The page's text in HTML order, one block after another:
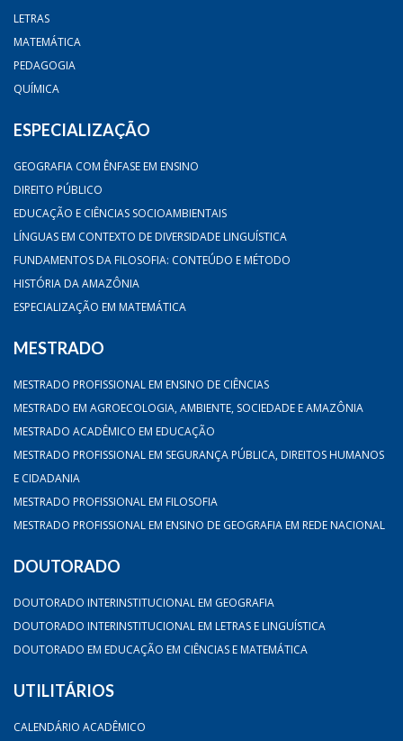
LETRAS
MATEMÁTICA
PEDAGOGIA
QUÍMICA
ESPECIALIZAÇÃO
GEOGRAFIA COM ÊNFASE EM ENSINO
DIREITO PÚBLICO
EDUCAÇÃO E CIÊNCIAS SOCIOAMBIENTAIS
LÍNGUAS EM CONTEXTO DE DIVERSIDADE LINGUÍSTICA
FUNDAMENTOS DA FILOSOFIA: CONTEÚDO E MÉTODO
HISTÓRIA DA AMAZÔNIA
ESPECIALIZAÇÃO EM MATEMÁTICA
MESTRADO
MESTRADO PROFISSIONAL EM ENSINO DE CIÊNCIAS
MESTRADO EM AGROECOLOGIA, AMBIENTE, SOCIEDADE E AMAZÔNIA
MESTRADO ACADÊMICO EM EDUCAÇÃO
MESTRADO PROFISSIONAL EM SEGURANÇA PÚBLICA, DIREITOS HUMANOS
E CIDADANIA
MESTRADO PROFISSIONAL EM FILOSOFIA
MESTRADO PROFISSIONAL EM ENSINO DE GEOGRAFIA EM REDE NACIONAL
DOUTORADO
DOUTORADO INTERINSTITUCIONAL EM GEOGRAFIA
DOUTORADO INTERINSTITUCIONAL EM LETRAS E LINGUÍSTICA
DOUTORADO EM EDUCAÇÃO EM CIÊNCIAS E MATEMÁTICA
UTILITÁRIOS
CALENDÁRIO ACADÊMICO